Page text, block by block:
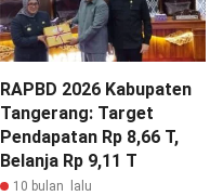
RAPBD 2026 Kabupaten
Tangerang: Target
Pendapatan Rp 8,66 T,
Belanja Rp 9,11 T
10 bulan lalu